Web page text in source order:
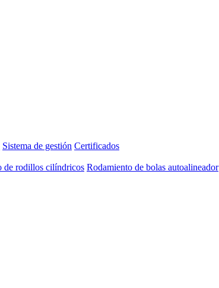
Sistema de gestión Certificados
de rodillos cilíndricos Rodamiento de bolas autoalineador